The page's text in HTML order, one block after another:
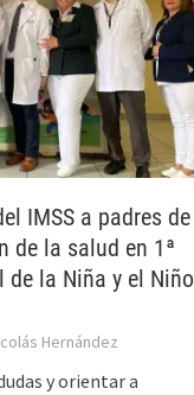
IMSS a padres de
de la salud en 1ª
de la Niña y el Niño
Hernández
y orientar a